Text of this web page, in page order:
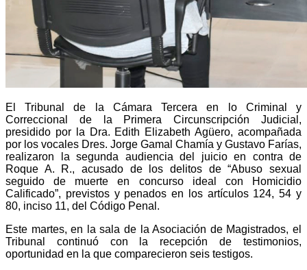
El Tribunal de la Cámara Tercera en lo Criminal y
Correccional de la Primera Circunscripción Judicial,
presidido por la Dra. Edith Elizabeth Agüero, acompañada
por los vocales Dres. Jorge Gamal Chamía y Gustavo Farías,
realizaron la segunda audiencia del juicio en contra de
Roque A. R., acusado de los delitos de “Abuso sexual
seguido de muerte en concurso ideal con Homicidio
Calificado”, previstos y penados en los artículos 124, 54 y
80, inciso 11, del Código Penal.
Este martes, en la sala de la Asociación de Magistrados, el
Tribunal continuó con la recepción de testimonios,
oportunidad en la que comparecieron seis testigos.